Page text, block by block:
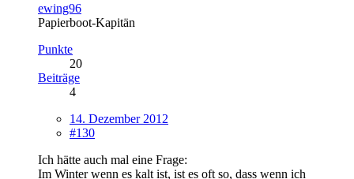
ewing96
Papierboot-Kapitän
Punkte
20
Beiträge
4
14. Dezember 2012
#130
Ich hätte auch mal eine Frage:
Im Winter wenn es kalt ist, ist es oft so, dass wenn ich